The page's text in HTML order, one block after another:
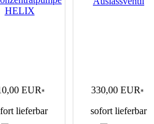
EUR*
lieferbar
330,00 EUR*
sofort lieferbar